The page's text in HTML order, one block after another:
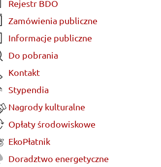
Rejestr BDO
Zamówienia publiczne
Informacje publiczne
Do pobrania
Kontakt
Stypendia
Nagrody kulturalne
Opłaty środowiskowe
EkoPłatnik
Doradztwo energetyczne